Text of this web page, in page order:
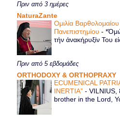
Πριν από 3 ημέρες
NaturaZante
Ομιλία
Πανεπιστημίου-
τήν ἀνακήρυξίν Του
Πριν από 5 εβδομάδες
ORTHODOXY & ORTHOPRAXY
ECUMENICAL
INERTIA”-VILNIUS,
brother in the Lord,